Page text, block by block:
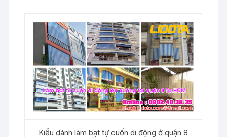
Kiểu dánh làm bạt tự cuốn di động ở quận 8